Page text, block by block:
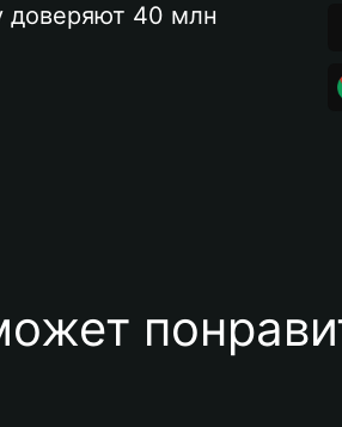
доверяют 40 млн